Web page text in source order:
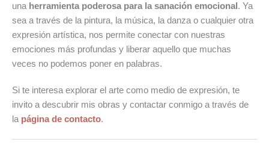
una herramienta poderosa para la sanación emocional. Ya
sea a través de la pintura, la música, la danza o cualquier otra
expresión artística, nos permite conectar con nuestras
emociones más profundas y liberar aquello que muchas
veces no podemos poner en palabras.
Si te interesa explorar el arte como medio de expresión, te
invito a descubrir mis obras y contactar conmigo a través de
la página de contacto.